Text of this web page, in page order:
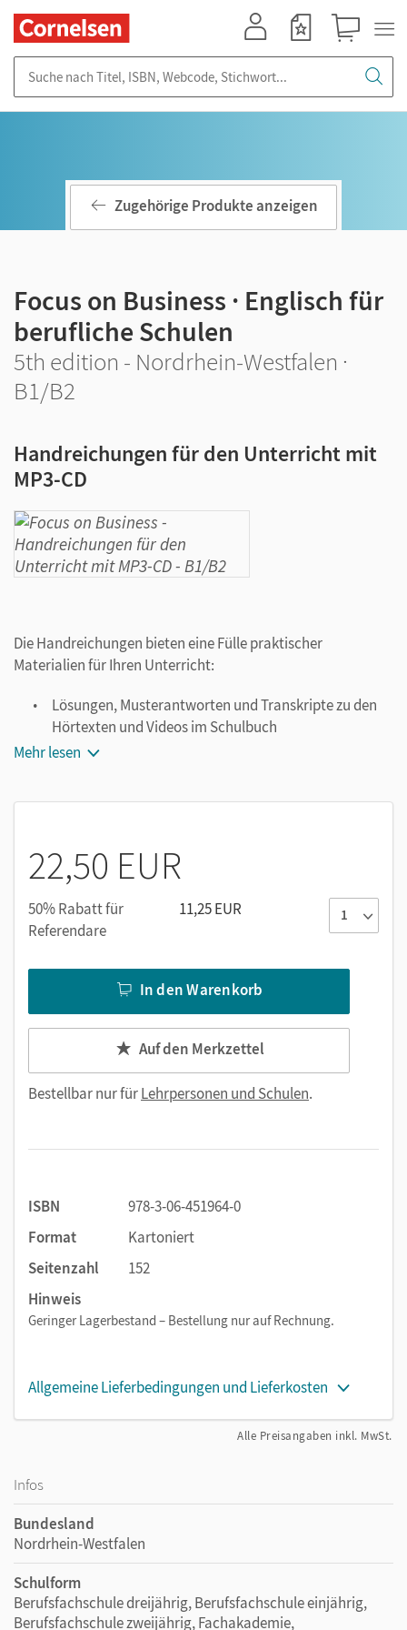
Zugehörige Produkte anzeigen
Focus on Business · Englisch für
berufliche Schulen
5th edition - Nordrhein-Westfalen ·
B1/B2
Handreichungen für den Unterricht mit
MP3-CD
Die Handreichungen bieten eine Fülle praktischer
Materialien für Ihren Unterricht:
Lösungen, Musterantworten und Transkripte zu den
Hörtexten und Videos im Schulbuch
Vorschläge zur Umsetzung, alternativen Bearbeitung
Vier komplette Lernsituationen mit Kopiervorlagen
Hörverständnisaufgaben aus dem Schulbuch
Mehr lesen
22,50 EUR
50% Rabatt für
Referendare
11,25 EUR
In den Warenkorb
Auf den Merkzettel
Bestellbar nur fürLehrpersonen und Schulen.
ISBN
978-3-06-451964-0
Format
Kartoniert
Seitenzahl
152
Hinweis
Geringer Lagerbestand – Bestellung nur auf Rechnung.
Allgemeine Lieferbedingungen und Lieferkosten
Alle Preisangaben inkl. MwSt.
Infos
Bundesland
Nordrhein-Westfalen
Schulform
Berufsfachschule dreijährig, Berufsfachschule einjährig,
Berufsfachschule zweijährig, Fachakademie,